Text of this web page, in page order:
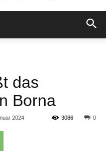
das
Borna
2024 0
3086